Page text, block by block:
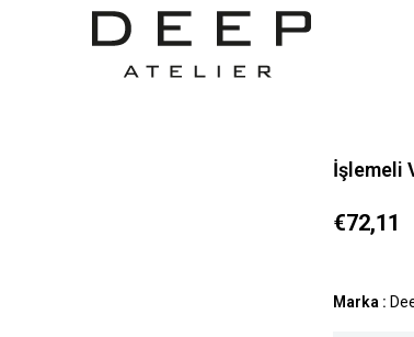
İşlemeli
€72,11
Marka :